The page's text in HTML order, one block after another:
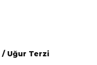
/ Uğur Terzi